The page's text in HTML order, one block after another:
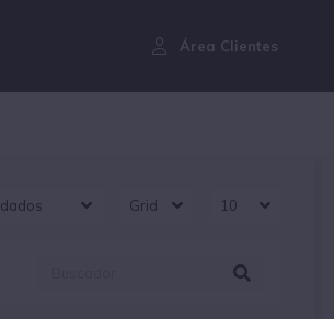
Área Clientes